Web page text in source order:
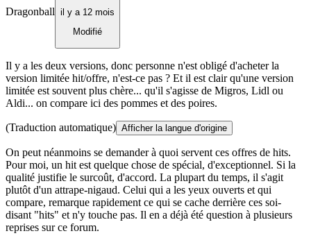
Dragonball il y a 12 mois
Modifié
Il y a les deux versions, donc personne n'est obligé d'acheter la
version limitée hit/offre, n'est-ce pas ? Et il est clair qu'une version
limitée est souvent plus chère... qu'il s'agisse de Migros, Lidl ou
Aldi... on compare ici des pommes et des poires.
(Traduction automatique) Afficher la langue d'origine
On peut néanmoins se demander à quoi servent ces offres de hits.
Pour moi, un hit est quelque chose de spécial, d'exceptionnel. Si la
qualité justifie le surcoût, d'accord. La plupart du temps, il s'agit
plutôt d'un attrape-nigaud. Celui qui a les yeux ouverts et qui
compare, remarque rapidement ce qui se cache derrière ces soi-
disant "hits" et n'y touche pas. Il en a déjà été question à plusieurs
reprises sur ce forum.